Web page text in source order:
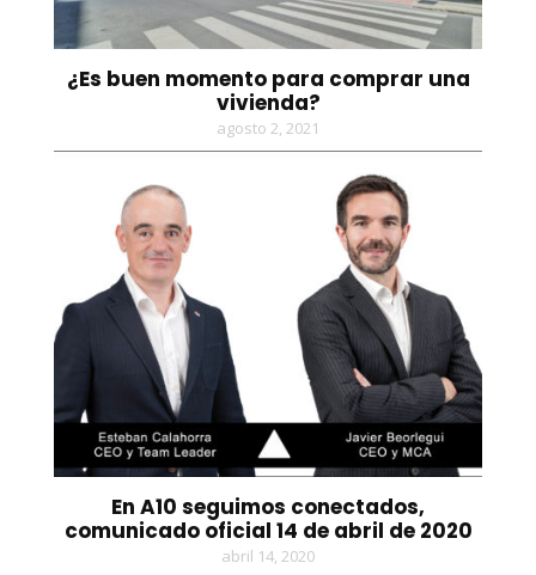
¿Es buen momento para comprar una
vivienda?
agosto 2, 2021
En A10 seguimos conectados,
comunicado oficial 14 de abril de 2020
abril 14, 2020